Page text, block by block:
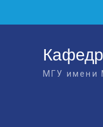
МГУ имени